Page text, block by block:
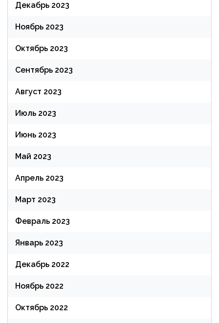
Декабрь 2023
Ноябрь 2023
Октябрь 2023
Сентябрь 2023
Август 2023
Июль 2023
Июнь 2023
Май 2023
Апрель 2023
Март 2023
Февраль 2023
Январь 2023
Декабрь 2022
Ноябрь 2022
Октябрь 2022